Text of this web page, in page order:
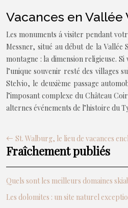
Vacances en
Les monuments á visiter pendant
Messner, situé au début de la
montagne : la dimension religieuse.
l’unique souvenir resté des villages
Stelvio, le deuxième passage
l’imposant complexe du Château
alternes événements de l’histoire du
St. Walburg, le lieu de vacances
Fraîchement publiés
Quels sont les meilleurs domaines
Les dolomites : un site naturel